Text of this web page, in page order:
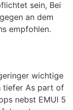
sein, Bei
an dem
empfohlen.
wichtige
tiefer As part of
nebst EMUI 5